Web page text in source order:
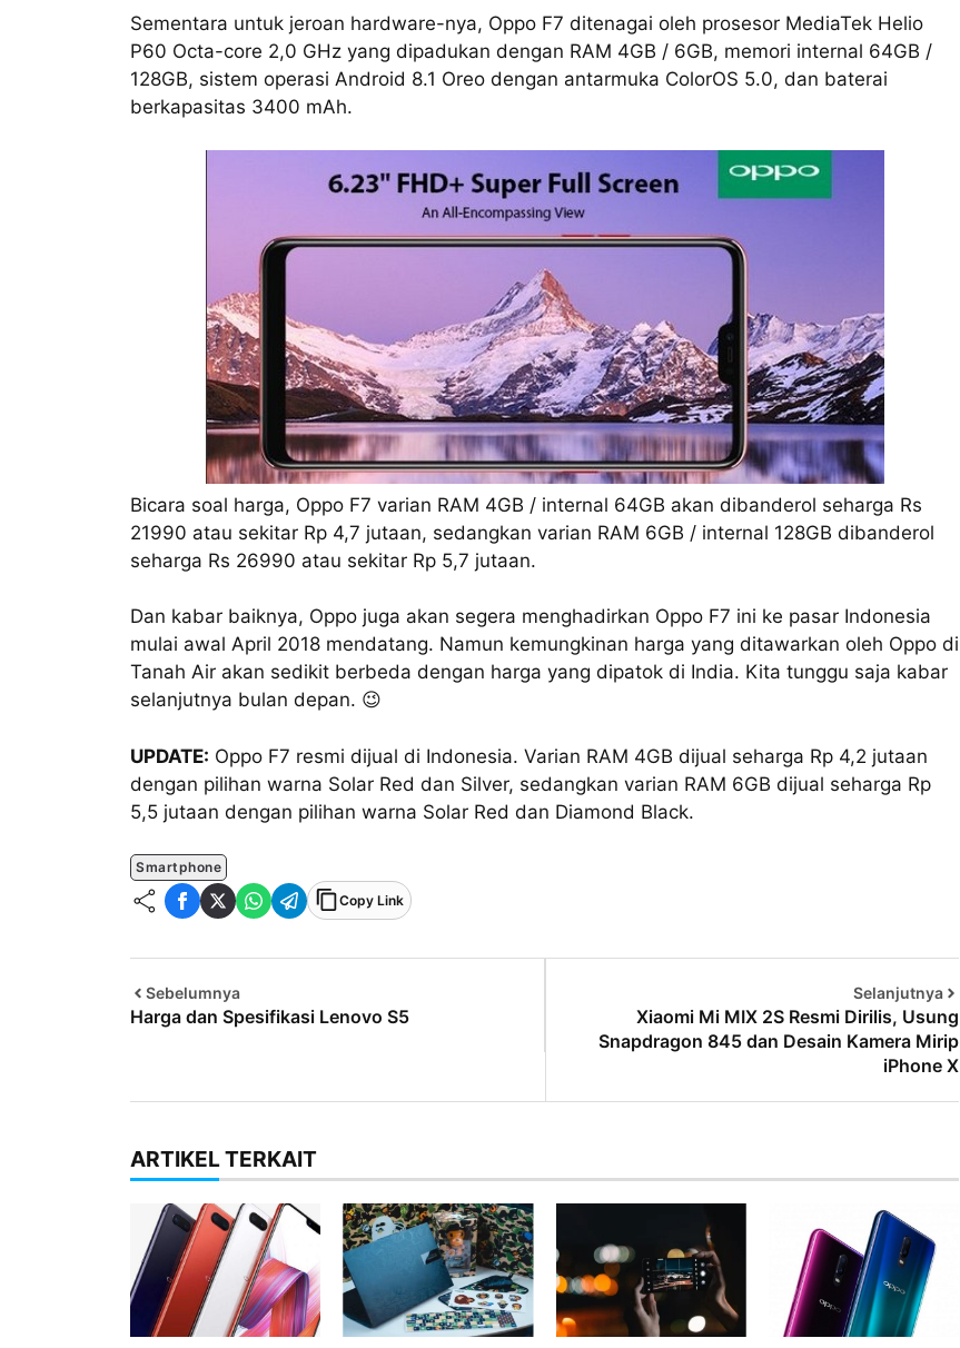
Sementara untuk jeroan hardware-nya, Oppo F7 ditenagai oleh prosesor MediaTek Helio
P60 Octa-core 2,0 GHz yang dipadukan dengan RAM 4GB / 6GB, memori internal 64GB /
128GB, sistem operasi Android 8.1 Oreo dengan antarmuka ColorOS 5.0, dan baterai
berkapasitas 3400 mAh.
Bicara soal harga, Oppo F7 varian RAM 4GB / internal 64GB akan dibanderol seharga Rs
21990 atau sekitar Rp 4,7 jutaan, sedangkan varian RAM 6GB / internal 128GB dibanderol
seharga Rs 26990 atau sekitar Rp 5,7 jutaan.
Dan kabar baiknya, Oppo juga akan segera menghadirkan Oppo F7 ini ke pasar Indonesia
mulai awal April 2018 mendatang. Namun kemungkinan harga yang ditawarkan oleh Oppo di
Tanah Air akan sedikit berbeda dengan harga yang dipatok di India. Kita tunggu saja kabar
selanjutnya bulan depan. 😉
UPDATE: Oppo F7 resmi dijual di Indonesia. Varian RAM 4GB dijual seharga Rp 4,2 jutaan
dengan pilihan warna Solar Red dan Silver, sedangkan varian RAM 6GB dijual seharga Rp
5,5 jutaan dengan pilihan warna Solar Red dan Diamond Black.
Smartphone
Copy Link
Sebelumnya
Harga dan Spesifikasi Lenovo S5
Selanjutnya
Xiaomi Mi MIX 2S Resmi Dirilis, Usung
Snapdragon 845 dan Desain Kamera Mirip
iPhone X
ARTIKEL TERKAIT